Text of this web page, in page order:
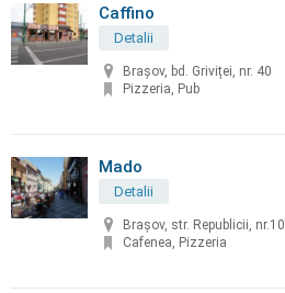
Caffino
Detalii
Braşov, bd. Griviței, nr. 40
Pizzeria, Pub
Mado
Detalii
Braşov, str. Republicii, nr.10
Cafenea, Pizzeria